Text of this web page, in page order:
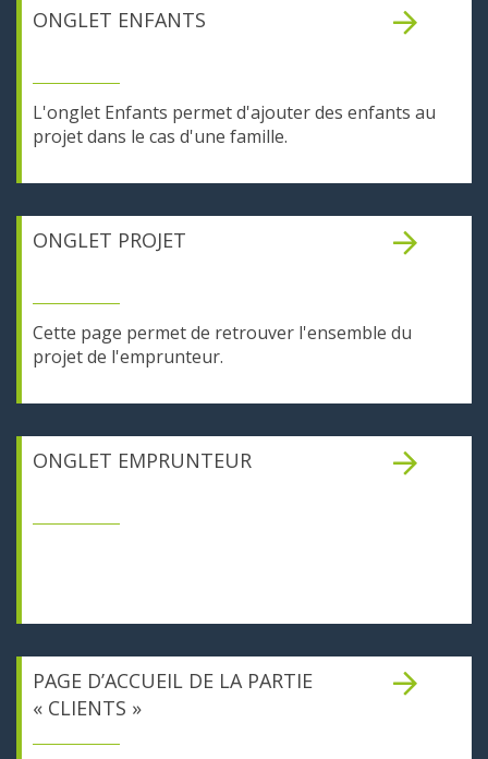
ONGLET ENFANTS
L'onglet Enfants permet d'ajouter des enfants au
projet dans le cas d'une famille.
ONGLET PROJET
Cette page permet de retrouver l'ensemble du
projet de l'emprunteur.
ONGLET EMPRUNTEUR
PAGE D’ACCUEIL DE LA PARTIE
« CLIENTS »